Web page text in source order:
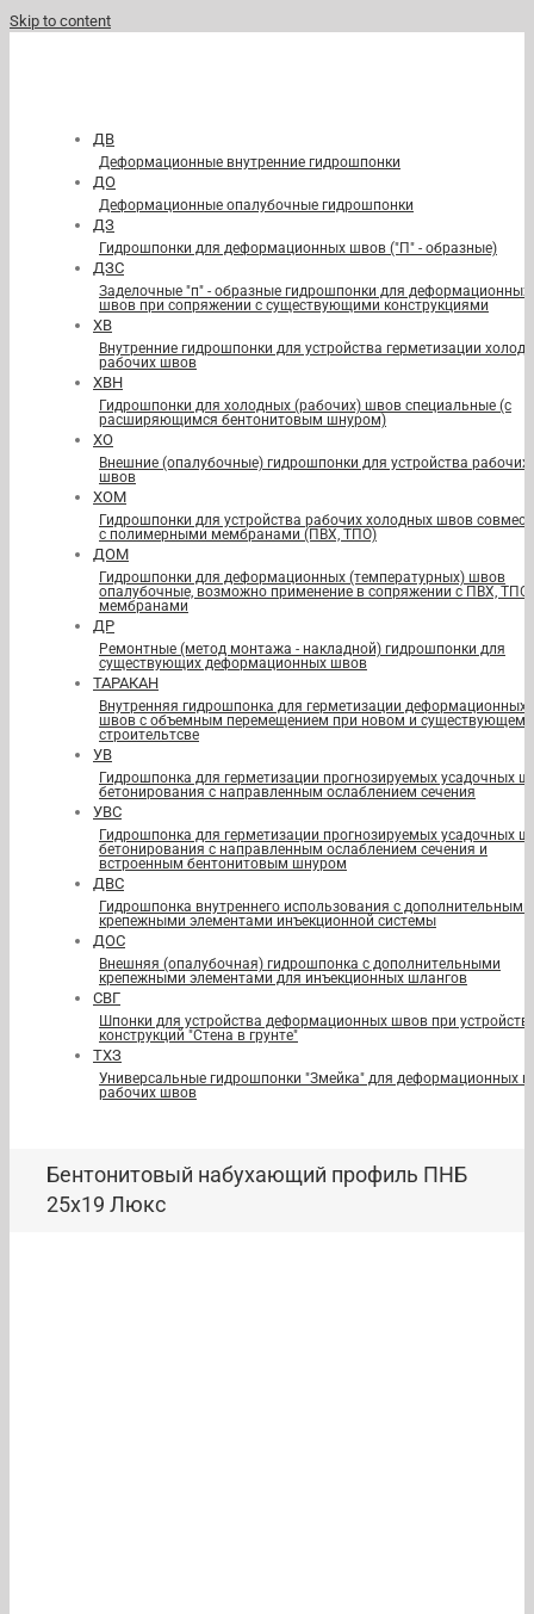
Skip to content
ДВ
Деформационные внутренние гидрошпонки
ДО
Деформационные опалубочные гидрошпонки
ДЗ
Гидрошпонки для деформационных швов ("П" - образные)
ДЗС
Заделочные "п" - образные гидрошпонки для деформационных
швов при сопряжении с существующими конструкциями
ХВ
Внутренние гидрошпонки для устройства герметизации
рабочих швов
ХВН
Гидрошпонки для холодных (рабочих) швов специальные (с
расширяющимся бентонитовым шнуром)
ХО
Внешние (опалубочные) гидрошпонки для устройства рабочих
швов
ХОМ
Гидрошпонки для устройства рабочих холодных швов
с полимерными мембранами (ПВХ, ТПО)
ДОМ
Гидрошпонки для деформационных (температурных) швов
опалубочные, возможно применение в сопряжении с ПВХ, ТПО
мембранами
ДР
Ремонтные (метод монтажа - накладной) гидрошпонки для
существующих деформационных швов
ТАРАКАН
Внутренняя гидрошпонка для герметизации деформационных
швов с объемным перемещением при новом и существующем
строительтсве
УВ
Гидрошпонка для герметизации прогнозируемых усадочных
бетонирования с направленным ослаблением сечения
УВС
Гидрошпонка для герметизации прогнозируемых усадочных
бетонирования с направленным ослаблением сечения и
встроенным бентонитовым шнуром
ДВС
Гидрошпонка внутреннего использования с дополнительными
крепежными элементами инъекционной системы
ДОС
Внешняя (опалубочная) гидрошпонка с дополнительными
крепежными элементами для инъекционных шлангов
СВГ
Шпонки для устройства деформационных швов при
конструкций "Стена в грунте"
ТХЗ
Универсальные гидрошпонки "Змейка" для деформационных и
рабочих швов
Бентонитовый набухающий профиль ПНБ
25х19 Люкс